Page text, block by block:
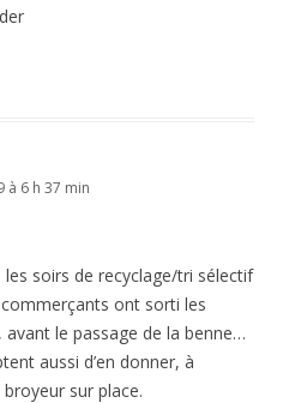
à 6 h 37 min
soirs de recyclage/tri sélectif
ont sorti les
le passage de la benne…
aussi d’en donner, à
broyeur sur place.